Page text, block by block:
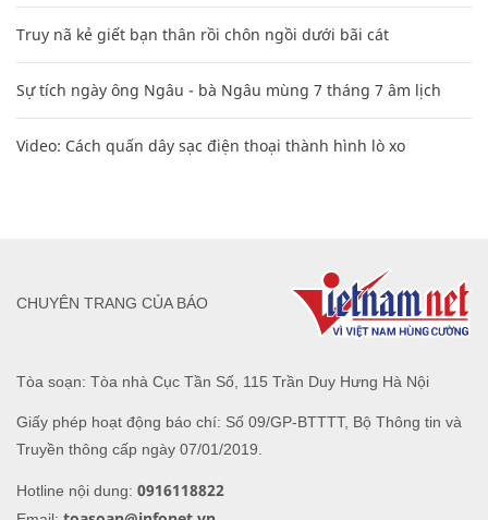
Truy nã kẻ giết bạn thân rồi chôn ngồi dưới bãi cát
Sự tích ngày ông Ngâu - bà Ngâu mùng 7 tháng 7 âm lịch
Video: Cách quấn dây sạc điện thoại thành hình lò xo
Tòa soạn: Tòa nhà Cục Tần Số, 115 Trần Duy Hưng Hà Nội
Giấy phép hoạt động báo chí: Số 09/GP-BTTTT, Bộ Thông tin và
Truyền thông cấp ngày 07/01/2019.
Hotline nội dung: 0916118822
CHUYÊN TRANG CỦA BÁO